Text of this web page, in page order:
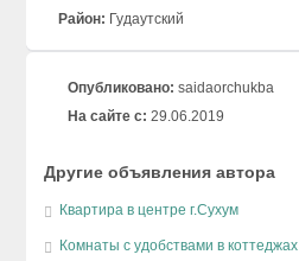
Район: Гудаутский
Опубликовано: saidaorchukba
На сайте с: 29.06.2019
Другие объявления автора
Квартира в центре г.Сухум
Комнаты с удобствами в коттеджах